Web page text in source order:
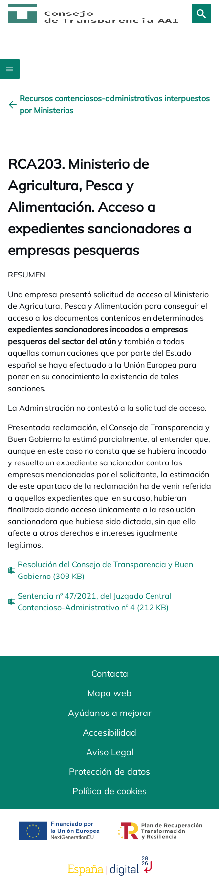
Recursos contenciosos-administrativos interpuestos
por Ministerios
RCA203. Ministerio de
Agricultura, Pesca y
Alimentación. Acceso a
expedientes sancionadores a
empresas pesqueras
RESUMEN
Una empresa presentó solicitud de acceso al Ministerio
de Agricultura, Pesca y Alimentación para conseguir el
acceso a los documentos contenidos en determinados
expedientes sancionadores incoados a empresas
pesqueras del sector del atún y también a todas
aquellas comunicaciones que por parte del Estado
español se haya efectuado a la Unión Europea para
poner en su conocimiento la existencia de tales
sanciones.
La Administración no contestó a la solicitud de acceso.
Presentada reclamación, el Consejo de Transparencia y
Buen Gobierno la estimó parcialmente, al entender que,
aunque en este caso no consta que se hubiera incoado
y resuelto un expediente sancionador contra las
empresas mencionadas por el solicitante, la estimación
de este apartado de la reclamación ha de venir referida
a aquellos expedientes que, en su caso, hubieran
finalizado dando acceso únicamente a la resolución
sancionadora que hubiese sido dictada, sin que ello
afecte a otros derechos e intereses igualmente
legítimos.
Resolución del Consejo de Transparencia y Buen
Gobierno (309 KB)
Sentencia nº 47/2021, del Juzgado Central
Contencioso-Administrativo nº 4 (212 KB)
Contacta
Mapa web
Ayúdanos a mejorar
Accesibilidad
Aviso Legal
Protección de datos
Política de cookies
se abre en una pestaña nuevase abre en una
se abre en una pestaña